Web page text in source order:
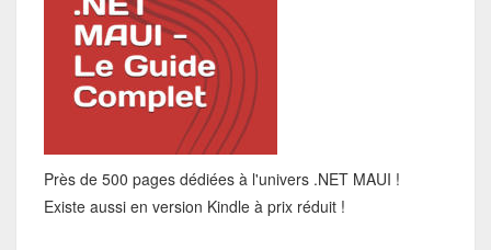
Près de 500 pages dédiées à l'univers .NET MAUI !
Existe aussi en version Kindle à prix réduit !